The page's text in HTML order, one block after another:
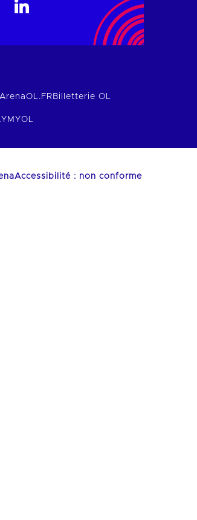
OL.FR Billetterie OL
MYOL
Accessibilité : non conforme